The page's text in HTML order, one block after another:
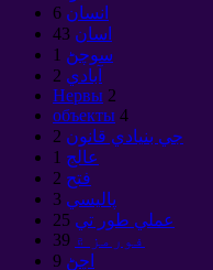
انسان 6
اسان 43
سوچڻ 1
آبادي 2
Нервы 2
объекты 4
جي بنيادي قانون 2
عالج 1
فتح 2
پاليسي 3
عملي طور تي 25
فورمز ۾ 39
اچڻ 9